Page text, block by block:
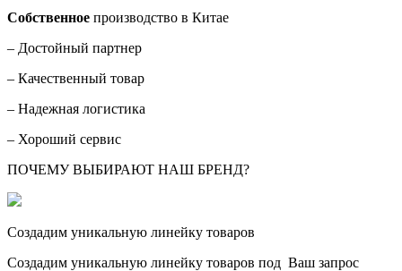
Собственное производство в Китае
– Достойный партнер
– Качественный товар
– Надежная логистика
– Хороший сервис
ПОЧЕМУ ВЫБИРАЮТ НАШ БРЕНД?
Создадим уникальную линейку товаров
Создадим уникальную линейку товаров под Ваш запрос